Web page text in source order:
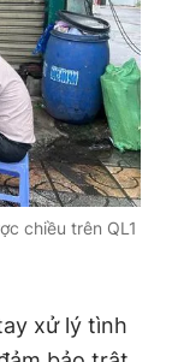
chiều trên QL1
xử lý tình